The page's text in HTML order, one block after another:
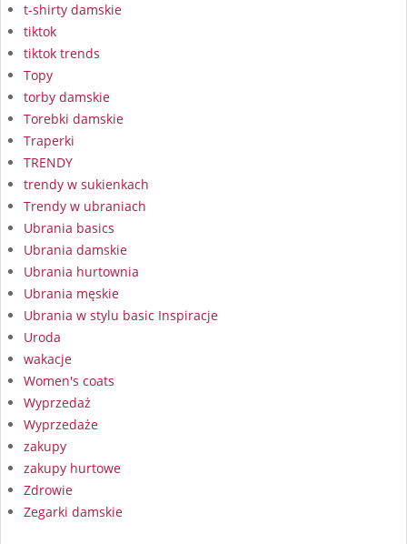
t-shirty damskie
tiktok
tiktok trends
Topy
torby damskie
Torebki damskie
Traperki
TRENDY
trendy w sukienkach
Trendy w ubraniach
Ubrania basics
Ubrania damskie
Ubrania hurtownia
Ubrania męskie
Ubrania w stylu basic Inspiracje
Uroda
wakacje
Women's coats
Wyprzedaż
Wyprzedaże
zakupy
zakupy hurtowe
Zdrowie
Zegarki damskie